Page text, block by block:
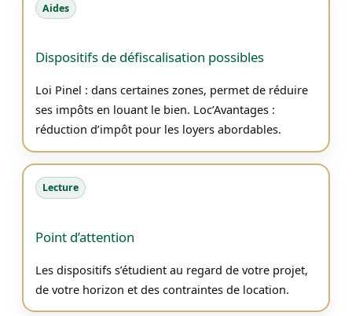
Aides
Dispositifs de défiscalisation possibles
Loi Pinel : dans certaines zones, permet de réduire
ses impôts en louant le bien. Loc’Avantages :
réduction d’impôt pour les loyers abordables.
Lecture
Point d’attention
Les dispositifs s’étudient au regard de votre projet,
de votre horizon et des contraintes de location.